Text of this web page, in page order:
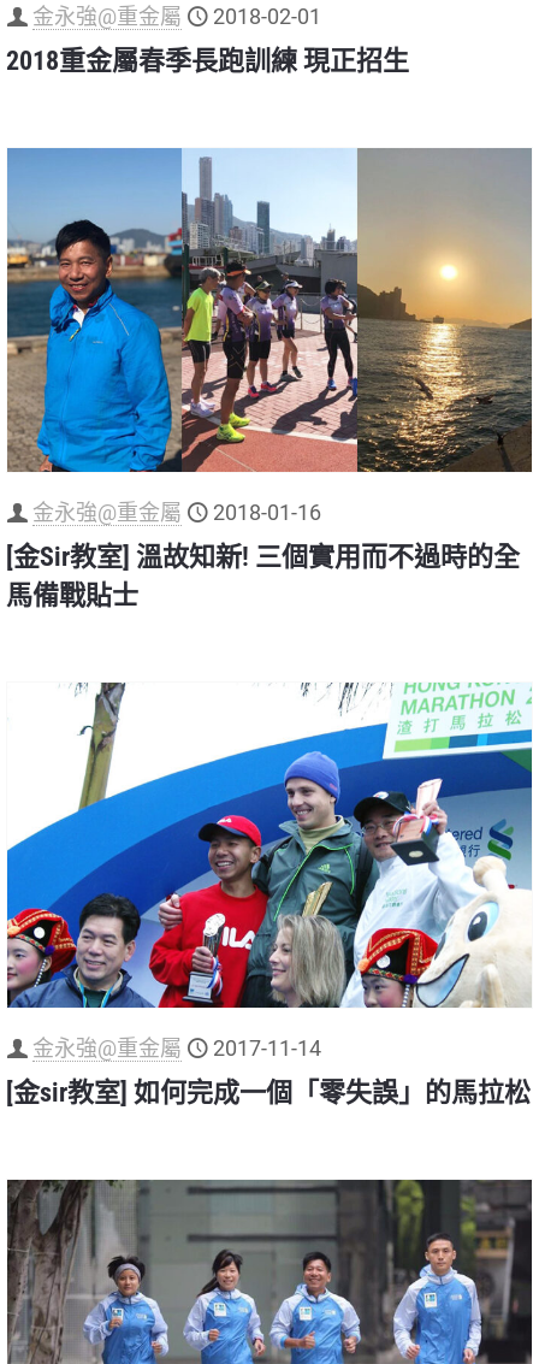
金永強@重金屬 2018-02-01
2018重金屬春季長跑訓練 現正招生
金永強@重金屬 2018-01-16
[金Sir教室] 溫故知新! 三個實用而不過時的全
馬備戰貼士
金永強@重金屬 2017-11-14
[金sir教室] 如何完成一個「零失誤」的馬拉松